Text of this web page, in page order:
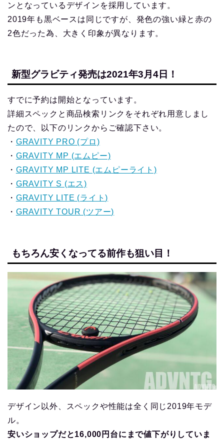
ンとなっているデザインを採用しています。
2019年も黒ベースは同じですが、発色の強い緑と赤の
2色だった為、大きく印象が異なります。
新型グラビティ発売は2021年3月4日！
すでに予約は開始となっています。
詳細スペックと商品検索リンクをそれぞれ用意しまし
たので、以下のリンクからご確認下さい。
・ GRAVITY PRO (プロ)
・ GRAVITY MP (エムピー)
・ GRAVITY MP LITE (エムピーライト)
・ GRAVITY S (エス)
・ GRAVITY LITE (ライト)
・ GRAVITY TOUR (ツアー)
もちろん安くなってる前作も狙い目！
デザイン以外、スペックや性能は全く同じ2019年モデ
ル。
安いショップだと16,000円台にまで値下がりしていま